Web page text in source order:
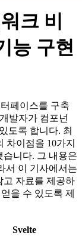
크 비
능 구현
페이스를 구축
발자가 컴포넌
도록 합니다. 최
차이점을 10가지
니다. 그 내용은
서 이 기사에서는
고 자료를 제공하
을 수 있도록 제
Svelte